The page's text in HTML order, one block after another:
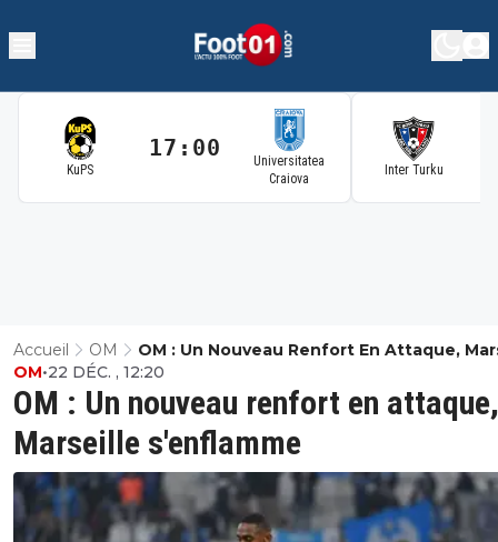
KuPS
17:00
Universitatea
Craiova
Inter Turku
Accueil OM
OM : Un Nouveau Renfort En Attaque,
S'enflamme
OM : Un nouveau renfort en attaque,
Marseille s'enflamme
OM•22 DÉC. , 12:20